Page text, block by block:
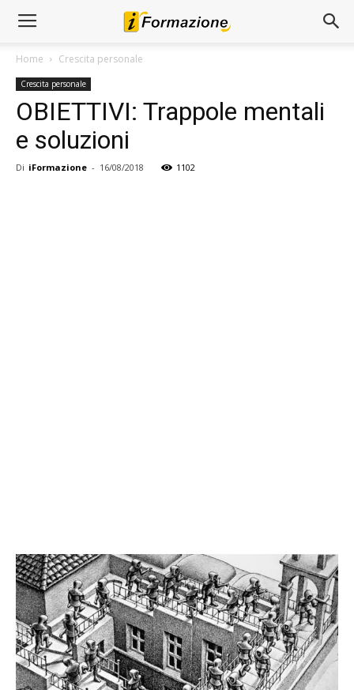
Home Crescita personale
Crescita personale
OBIETTIVI: Trappole mentali
e soluzioni
Di iFormazione - 16/08/2018 1102